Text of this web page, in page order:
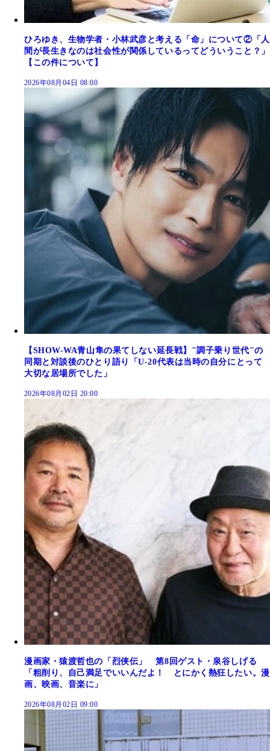
ひろゆき、生物学者・小林武彦と考える「命」について②「人
間が長生きなのは社会性が関係しているってどういうこと？」
【この件について】
2026年08月04日 08:00
【SHOW-WA青山隼の果てしない延長戦】"調子乗り世代"の
同期と対談後のひとり語り「U-20代表は当時の自分にとって
大切な居場所でした」
2026年08月02日 20:00
漫画家・猿渡哲也の「烈侠伝」 第8回ゲスト・泉谷しげる
「粗削り、自己満足でいいんだよ！ とにかく熱狂したい。漫
画、映画、音楽に」
2026年08月02日 09:00